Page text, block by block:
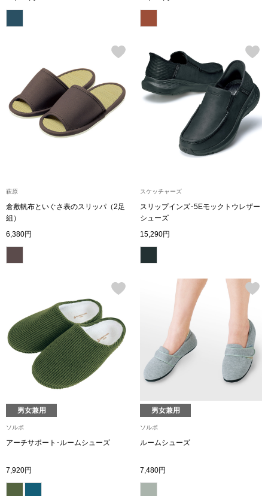
チュニック
ボトムス
スカート
パンツ／スラ
その他
ルーム･アン
ルームウェア
萩原
倉敷帆布といぐさ表のスリッパ（2足
組）
6,380円
スケッチャーズ
スリップインズ･5Eモックトウレザー
シューズ
15,290円
男女兼用
ソルボ
アーチサポート･ルームシューズ
7,920円
男女兼用
ソルボ
ルームシューズ
7,480円